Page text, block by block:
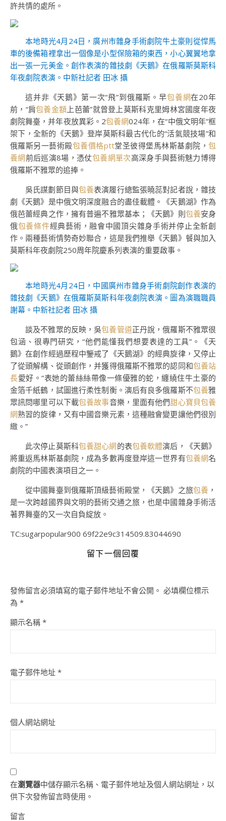
許共情的處所。
本地時光4月24日，廣州市雜身手術劇院牛土豪則從悍馬
車的後備箱裡拿出一個像是小型保險箱的東西，小心翼翼地拿
出一張一元美金。創作表演的雜技劇《天鵝》在俄羅斯莫斯科
年夜劇院表演。中新社記者 田冰 攝
這并非《天鵝》第一次“飛”到俄羅斯。早包養網在20年
前，“肩包養金額 上芭蕾”就曾登上莫斯科克里姆林宮國度年夜
劇院舞臺，并年夜放異彩。2包養網024年，在“中俄文明年”框
架下，全新的《天鵝》登岸莫斯科最古代化的“活氣競技場”和
俄羅斯另一藝術殿包養價格ptt堂圣彼得堡馬林斯基劇院，包
養網前后巡演8場，憑仗包養網單次高深身手與藝術魅力博得
俄羅斯不雅眾的追捧。
吳氏謀劃節目與包養表演履行總監張曉蕊對記者說，雜技
劇《天鵝》是中俄文明深度融合的盡佳載體。《天鵝湖》作為
俄芭蕾經典之作，擁有普遍不雅眾基本；《天鵝》則包養安身
俄包養條件經典藝術，融會中國頂尖雜身手術并停止全新創
作。兩種藝術情勢奇妙聯合，這是我們推舉《天鵝》餐與加入
莫斯科年夜劇院250周年院慶系列表演的重要啟事。
本地時光4月24日，中國廣州市雜身手術劇院創作表演的
雜技劇《天鵝》在俄羅斯莫斯科年夜劇院表演。圖為演職職員
謝幕。中新社記者 田冰 攝
談及不雅眾的反映，吳包養管道正丹說，俄羅斯不雅眾很
包涵、很專門研究，“他們能懂我們想要表達的工具”。《天
鵝》在創作經過歷程中鑒戒了《天鵝湖》的經典旋律，又停止
了從頭解構、從頭創作，并獲得俄羅斯不雅眾的認同和包養站
長愛好。“表她的蕾絲絲帶像一條優雅的蛇，纏繞住牛土豪的
金箔千紙鶴，試圖進行柔性制衡。演后有良多俄羅斯不包養雅
眾訊問哪里可以下載包養故事音樂，里面有他們甜心寶貝包養
網熟習的旋律，又有中國音樂元素，這種融會變更讓他們很別
緻。”
此次停止莫斯科包養甜心網的表包養軟體演后，《天鵝》
將重返馬林斯基劇院，成為多數再度登岸這一世界有包養網名
劇院的中國表演項目之一。
從中國舞臺到俄羅斯頂級藝術殿堂，《天鵝》之旅包養 ，
是一次跨越國界與文明的藝術交通之旅，也是中國雜身手術活
著界舞臺的又一次自負綻放。
TC:sugarpopular900 69f22e9c314509.83044690
留下一個回覆
發佈留言必須填寫的電子郵件地址不會公開。 必填欄位標示
為 *
顯示名稱 *
電子郵件地址 *
個人網站網址
在瀏覽器中儲存顯示名稱、電子郵件地址及個人網站網址，以
供下次發佈留言時使用。
留言